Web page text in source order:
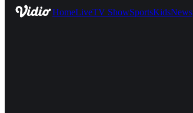
HomeLiveTV ShowSportsKidsNews